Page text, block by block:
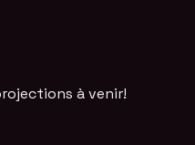
à venir!